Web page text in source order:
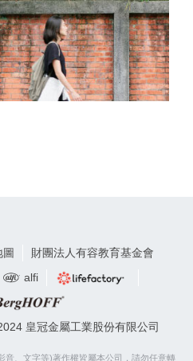
財團法人有容教育基金會
alfi
皇冠金屬工業股份有限公司
音、文字等)著作權皆屬本公司，請勿任意轉